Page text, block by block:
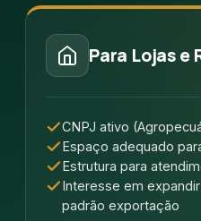
Para Lojas e
CNPJ ativo
Espaço adequado
Estrutura para
Interesse em
padrão exportação